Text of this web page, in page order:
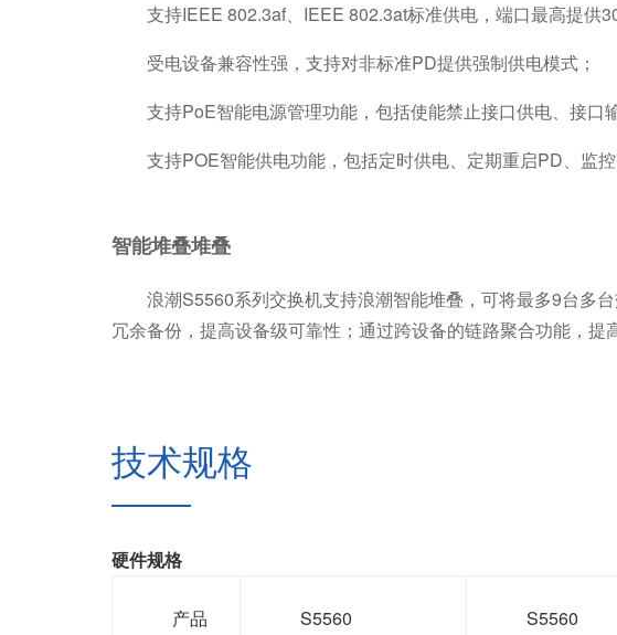
支持IEEE 802.3af、IEEE 802.3at标准供电，端口最高提供
受电设备兼容性强，支持对非标准PD提供强制供电模式；
支持PoE智能电源管理功能，包括使能禁止接口供电、接口
支持POE智能供电功能，包括定时供电、定期重启PD、监控
智能堆叠堆叠
浪潮S5560系列交换机支持浪潮智能堆叠，可将最多9台多台
冗余备份，提高设备级可靠性；通过跨设备的链路聚合功能，提
技术规格
硬件规格
产品
S5560
S5560